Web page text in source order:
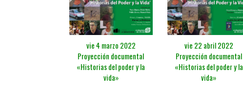
vie 4 marzo 2022
Proyección documental
«Historias del poder y la
vida»
vie 22 abril 2022
Proyección documental
«Historias del poder y la
vida»